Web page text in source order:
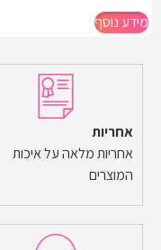
מידע נוסף
אחריות
אחריות מלאה על איכות
המוצרים